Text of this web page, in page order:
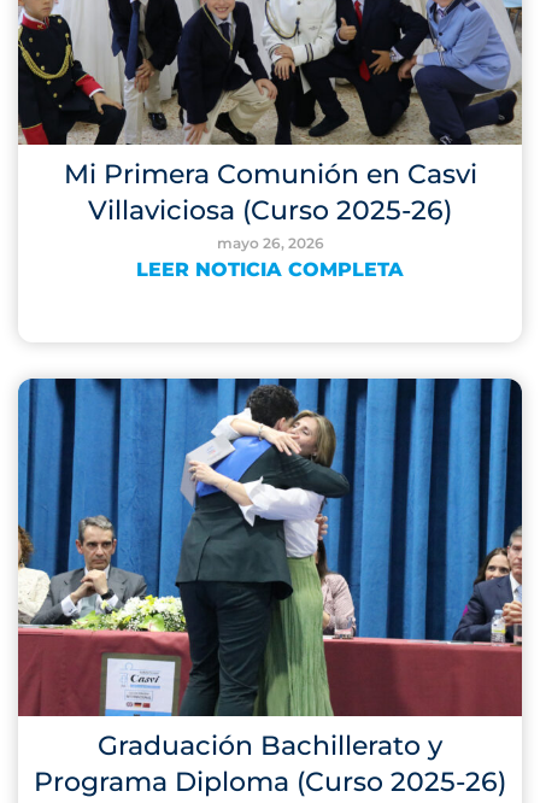
Mi Primera Comunión en Casvi
Villaviciosa (Curso 2025-26)
mayo 26, 2026
LEER NOTICIA COMPLETA
Graduación Bachillerato y
Programa Diploma (Curso 2025-26)